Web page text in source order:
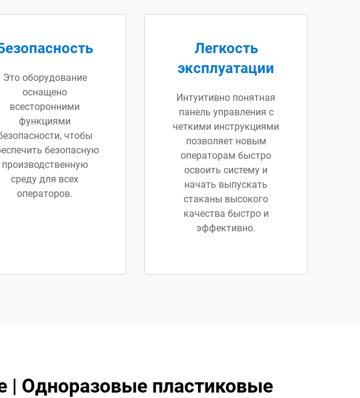
Это оборудование
оснащено
всесторонними
функциями
чтобы
безопасную
производственную
среду для всех
операторов.
Легкость
эксплуатации
Интуитивно понятная
панель управления с
четкими инструкциями
позволяет новым
операторам быстро
освоить систему и
начать выпускать
стаканы высокого
качества быстро и
эффективно.
Одноразовые пластиковые